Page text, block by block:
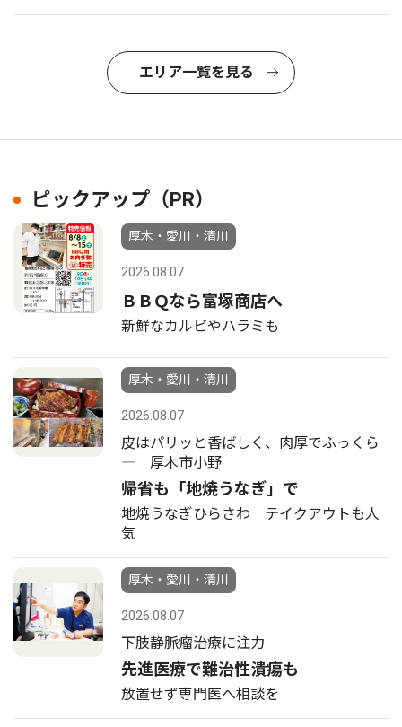
エリア一覧を見る
ピックアップ（PR）
厚木・愛川・清川
2026.08.07
ＢＢＱなら富塚商店へ
新鮮なカルビやハラミも
厚木・愛川・清川
2026.08.07
皮はパリッと香ばしく、肉厚でふっくら
― 厚木市小野
帰省も「地焼うなぎ」で
地焼うなぎひらさわ テイクアウトも人
気
厚木・愛川・清川
2026.08.07
下肢静脈瘤治療に注力
先進医療で難治性潰瘍も
放置せず専門医へ相談を